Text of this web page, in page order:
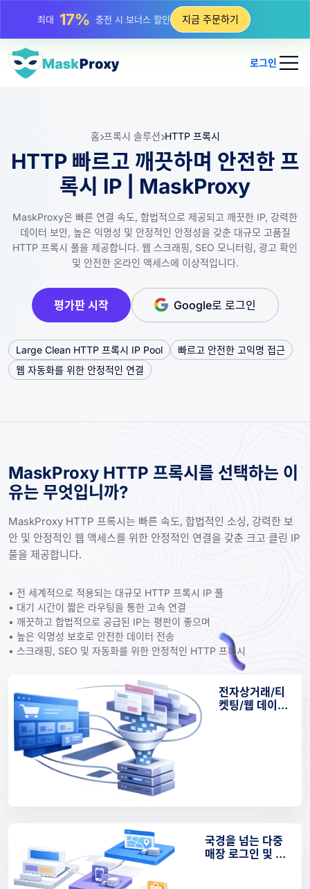
최대25%정적 IP 구매 할인 지금 주문하기
로그인
홈 프록시 솔루션 HTTP 프록시
HTTP 빠르고 깨끗하며 안전한 프
록시 IP | MaskProxy
MaskProxy은 빠른 연결 속도, 합법적으로 제공되고 깨끗한 IP, 강력한
데이터 보안, 높은 익명성 및 안정적인 안정성을 갖춘 대규모 고품질
HTTP 프록시 풀을 제공합니다. 웹 스크래핑, SEO 모니터링, 광고 확인
및 안전한 온라인 액세스에 이상적입니다.
평가판 시작 Google로 로그인
Large Clean HTTP 프록시 IP Pool
빠르고 안전한 고익명 접근
웹 자동화를 위한 안정적인 연결
MaskProxy HTTP 프록시를 선택하는 이
유는 무엇입니까?
MaskProxy HTTP 프록시는 빠른 속도, 합법적인 소싱, 강력한 보
안 및 안정적인 웹 액세스를 위한 안정적인 연결을 갖춘 크고 클린 IP
풀을 제공합니다.
• 전 세계적으로 적용되는 대규모 HTTP 프록시 IP 풀
• 대기 시간이 짧은 라우팅을 통한 고속 연결
• 깨끗하고 합법적으로 공급된 IP는 평판이 좋으며
• 높은 익명성 보호로 안전한 데이터 전송
• 스크래핑, SEO 및 자동화를 위한 안정적인 HTTP 프록시
전자상거래/티
켓팅/웹 데이터
국경을 넘는 다중
매장 로그인 및 크